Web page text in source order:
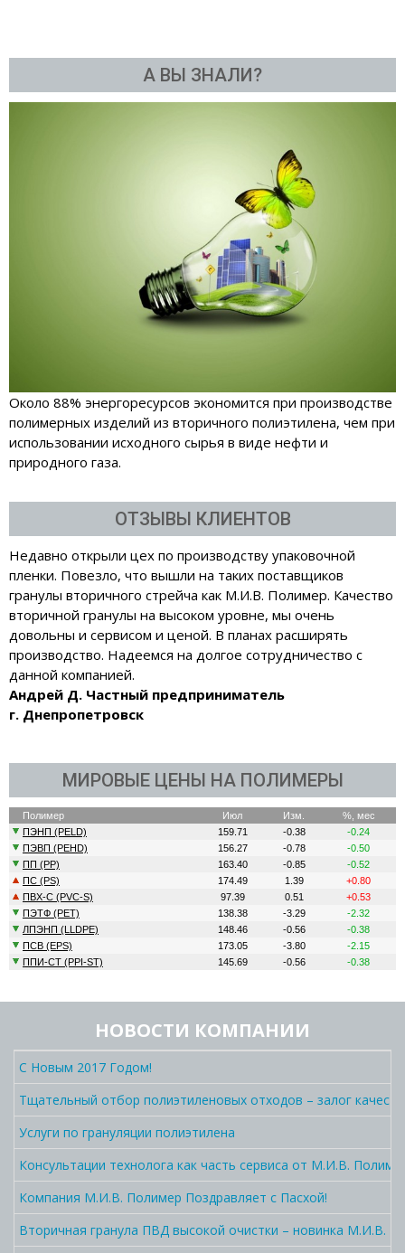
А ВЫ ЗНАЛИ?
Около 88% энергоресурсов экономится при производстве
полимерных изделий из вторичного полиэтилена, чем при
использовании исходного сырья в виде нефти и
природного газа.
ОТЗЫВЫ КЛИЕНТОВ
Недавно открыли цех по производству упаковочной
пленки. Повезло, что вышли на таких поставщиков
гранулы вторичного стрейча как М.И.В. Полимер. Качество
вторичной гранулы на высоком уровне, мы очень
довольны и сервисом и ценой. В планах расширять
производство. Надеемся на долгое сотрудничество с
данной компанией.
Андрей Д. Частный предприниматель
г. Днепропетровск
МИРОВЫЕ ЦЕНЫ НА ПОЛИМЕРЫ
НОВОСТИ КОМПАНИИ
С Новым 2017 Годом!
Тщательный отбор полиэтиленовых отходов – залог
Услуги по грануляции полиэтилена
Консультации технолога как часть сервиса от М.И.В.
Компания М.И.В. Полимер Поздравляет с Пасхой!
Вторичная гранула ПВД высокой очистки – новинка М.И.В.